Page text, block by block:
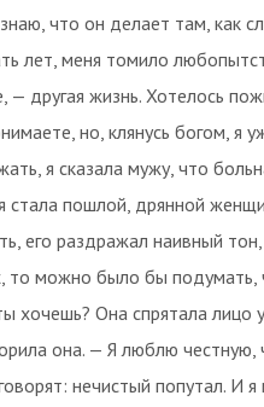
что он делает там, как
лет, меня томило
— другая жизнь. Хотелось
но, клянусь богом, я
я сказала мужу, что
стала пошлой, дрянной
его раздражал наивный
то можно было бы подумать,
Она спрятала лицо
она. — Я люблю честную,
нечистый попутал. И я